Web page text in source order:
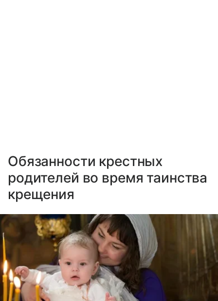
Обязанности крестных
родителей во время таинства
крещения